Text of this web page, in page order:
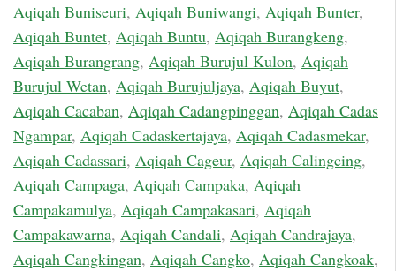
Aqiqah Buniseuri, Aqiqah Buniwangi, Aqiqah Bunter,
Aqiqah Buntet, Aqiqah Buntu, Aqiqah Burangkeng,
Aqiqah Burangrang, Aqiqah Burujul Kulon, Aqiqah
Burujul Wetan, Aqiqah Burujuljaya, Aqiqah Buyut,
Aqiqah Cacaban, Aqiqah Cadangpinggan, Aqiqah Cadas
Ngampar, Aqiqah Cadaskertajaya, Aqiqah Cadasmekar,
Aqiqah Cadassari, Aqiqah Cageur, Aqiqah Calingcing,
Aqiqah Campaga, Aqiqah Campaka, Aqiqah
Campakamulya, Aqiqah Campakasari, Aqiqah
Campakawarna, Aqiqah Candali, Aqiqah Candrajaya,
Aqiqah Cangkingan, Aqiqah Cangko, Aqiqah Cangkoak,